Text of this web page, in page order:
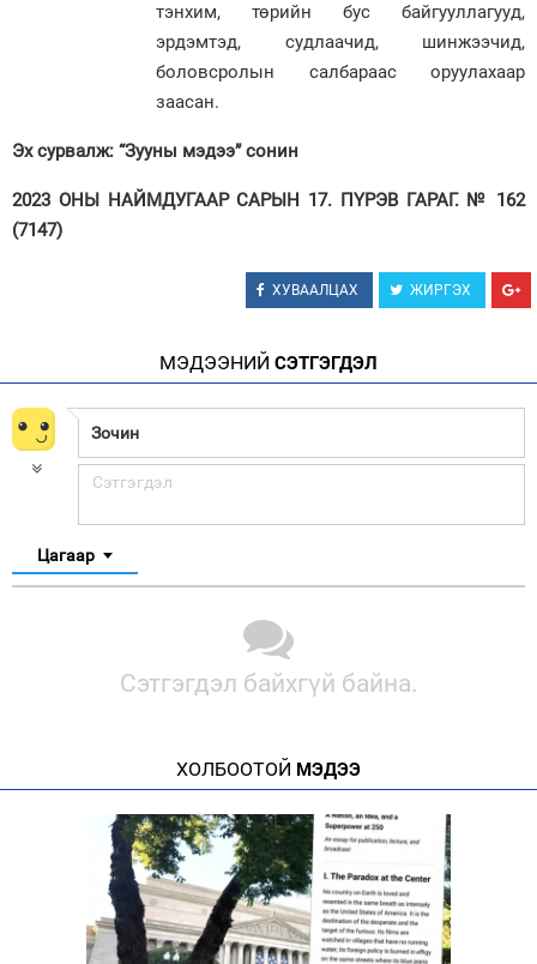
тэнхим, төрийн бус байгууллагууд,
эрдэмтэд, судлаачид, шинжээчид,
боловсролын салбараас оруулахаар
заасан.
Эх сурвалж: “Зууны мэдээ” сонин
2023 ОНЫ НАЙМДУГААР САРЫН 17. ПҮРЭВ ГАРАГ. № 162
(7147)
ХУВААЛЦАХ ЖИРГЭХ
МЭДЭЭНИЙ СЭТГЭГДЭЛ
Цагаар
Сэтгэгдэл байхгүй байна.
ХОЛБООТОЙ МЭДЭЭ